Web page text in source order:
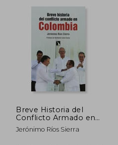
40%
dcto.
Breve Historia del
Conflicto Armado en
Colombia
Jerónimo Ríos Sierra